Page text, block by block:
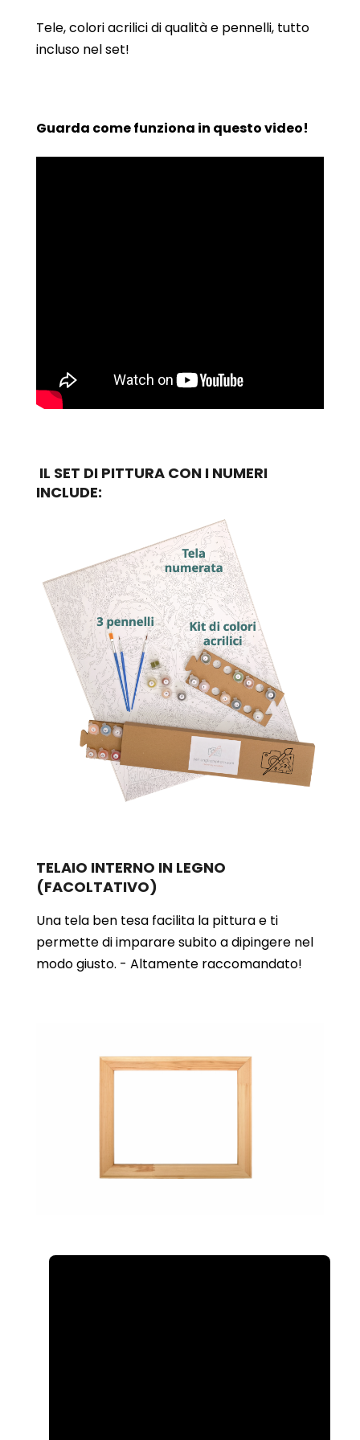
Tele, colori acrilici di qualità e pennelli, tutto
incluso nel set!
Guarda come funziona in questo video!
IL SET DI PITTURA CON I NUMERI
INCLUDE:
TELAIO INTERNO IN LEGNO
(FACOLTATIVO)
Una tela ben tesa facilita la pittura e ti
permette di imparare subito a dipingere nel
modo giusto. - Altamente raccomandato!